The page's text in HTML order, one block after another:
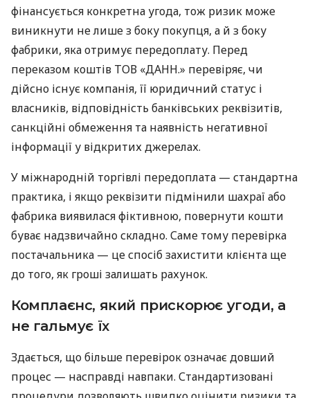
фінансується конкретна угода, тож ризик може
виникнути не лише з боку покупця, а й з боку
фабрики, яка отримує передоплату. Перед
переказом коштів ТОВ «ДАНН.» перевіряє, чи
дійсно існує компанія, її юридичний статус і
власників, відповідність банківських реквізитів,
санкційні обмеження та наявність негативної
інформації у відкритих джерелах.
У міжнародній торгівлі передоплата — стандартна
практика, і якщо реквізити підмінили шахраї або
фабрика виявилася фіктивною, повернути кошти
буває надзвичайно складно. Саме тому перевірка
постачальника — це спосіб захистити клієнта ще
до того, як гроші залишать рахунок.
Комплаєнс, який прискорює угоди, а
не гальмує їх
Здається, що більше перевірок означає довший
процес — насправді навпаки. Стандартизовані